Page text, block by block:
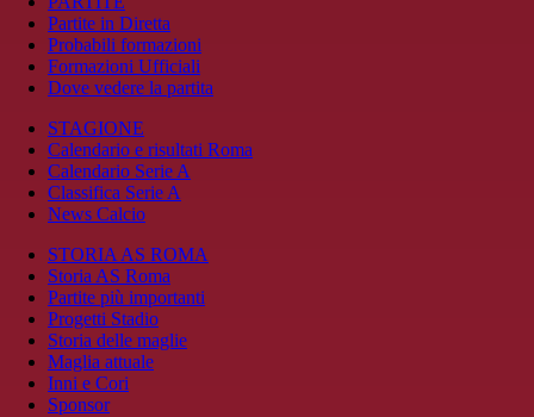
Partite in Diretta
Probabili formazioni
Formazioni Ufficiali
Dove vedere la partita
STAGIONE
Calendario e risultati Roma
Calendario Serie A
Classifica Serie A
News Calcio
STORIA AS ROMA
Storia AS Roma
Partite più importanti
Progetti Stadio
Storia delle maglie
Maglia attuale
Inni e Cori
Sponsor